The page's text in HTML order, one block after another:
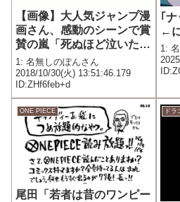
【画像】大人気ジャンプ漫
画さん、感動のシーンで賞
賛の嵐「死ぬほど泣いた」
「神かよ…」「この漫画に
出会えて良かった」
1: 名無しのぽんさん
2018/10/30(火) 13:51:46.179
ID:ZHf6feb+d
｢
←
1:
ONE PIECE
尾田「若者は昔のワンピー
ドラ